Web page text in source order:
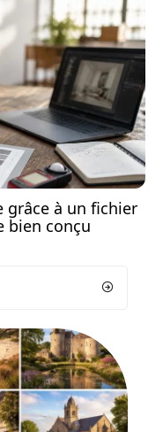
grâce à un fichier
bien conçu